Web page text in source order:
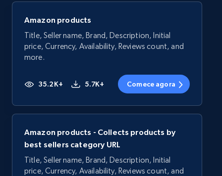
Amazon products
Title, Seller name, Brand, Description, Initial
price, Currency, Availability, Reviews count, and
more.
35.2K+ 5.7K+ Comece agora
Amazon products - Collects products by
best sellers category URL
Title, Seller name, Brand, Description, Initial
price, Currency, Availability, Reviews count, and